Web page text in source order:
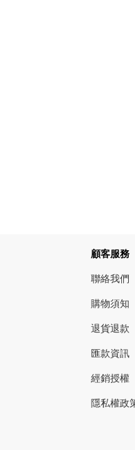
顧客服務
聯絡我們
購物須知
退貨退款
匯款資訊
經銷授權
隱私權政